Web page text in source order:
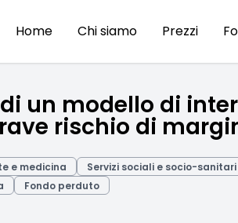
Home Chi siamo Prezzi
un modello di
rischio di
e medicina Servizi sociali e socio-sanitari
Fondo perduto